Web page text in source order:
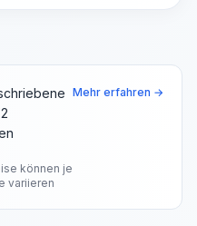
können je
variieren
Mehr erfahren →